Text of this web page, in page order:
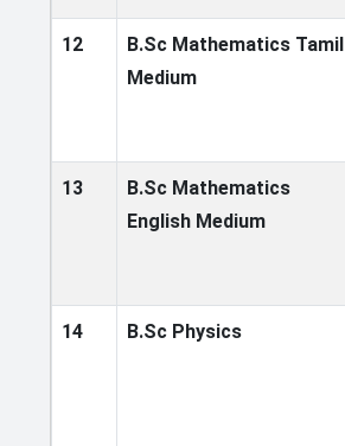
12
B.Sc Mathematics Tamil
Medium
13
B.Sc Mathematics
English Medium
14 B.Sc Physics